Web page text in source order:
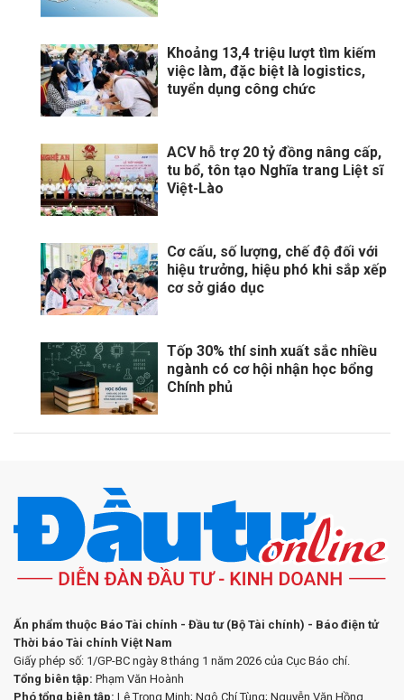
Khoảng 13,4 triệu lượt tìm kiếm
việc làm, đặc biệt là logistics,
tuyển dụng công chức
ACV hỗ trợ 20 tỷ đồng nâng cấp,
tu bổ, tôn tạo Nghĩa trang Liệt sĩ
Việt-Lào
Cơ cấu, số lượng, chế độ đối với
hiệu trưởng, hiệu phó khi sắp xếp
cơ sở giáo dục
Tốp 30% thí sinh xuất sắc nhiều
ngành có cơ hội nhận học bổng
Chính phủ
Ấn phẩm thuộc Báo Tài chính - Đầu tư (Bộ Tài chính) - Báo điện tử
Thời báo Tài chính Việt Nam
Giấy phép số: 1/GP-BC ngày 8 tháng 1 năm 2026 của Cục Báo chí.
Tổng biên tập: Phạm Văn Hoành
Phó tổng biên tập: Lê Trọng Minh; Ngô Chí Tùng; Nguyễn Văn Hồng